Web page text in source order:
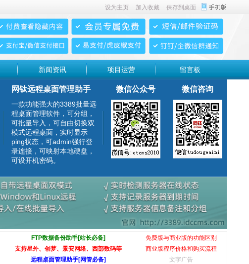
设为主页 加入收藏 保存到桌面
新闻资讯 项目运营 留言板
网钛远程桌面管理助手
一款功能强大的3389批量远
程桌面管理软件，可分组，
可批量导入，可自由切换双
模式远程桌面，实时显示
ping状态，可admin强行登
录连接，可映射本地硬盘，
可设开机密码。
微信公众号 微信咨询
FTP数据备份助手[站长必备]
免费版与商业版的功能区别
支持星外、创梦、景安网络、西部数码等
商业版程序价格和购买流程
远程桌面管理助手[网管必备]
文字广告